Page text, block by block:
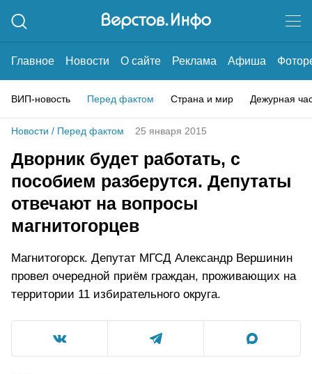
Главное Новости О сайте Реклама Афиша
ВИП-новость Перед фактом Страна и мир Дежурная
Новости / Перед фактом 25 января 2015
Дворник будет работать, с
пособием разберутся. Депутаты
отвечают на вопросы
магнитогорцев
Магнитогорск. Депутат МГСД Александр Вершинин
провел очередной приём граждан, проживающих на
территории 11 избирательного округа.